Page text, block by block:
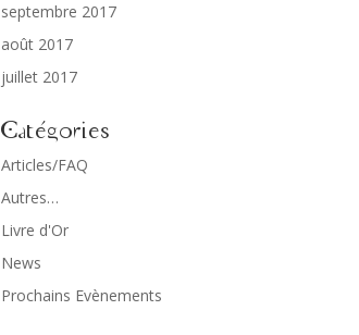
septembre 2017
août 2017
juillet 2017
Catégories
Articles/FAQ
Autres…
Livre d'Or
News
Prochains Evènements